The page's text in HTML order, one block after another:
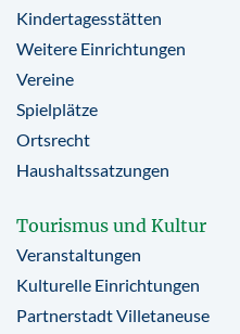
Kindertagesstätten
Weitere Einrichtungen
Vereine
Spielplätze
Ortsrecht
Haushaltssatzungen
Tourismus und Kultur
Veranstaltungen
Kulturelle Einrichtungen
Partnerstadt Villetaneuse